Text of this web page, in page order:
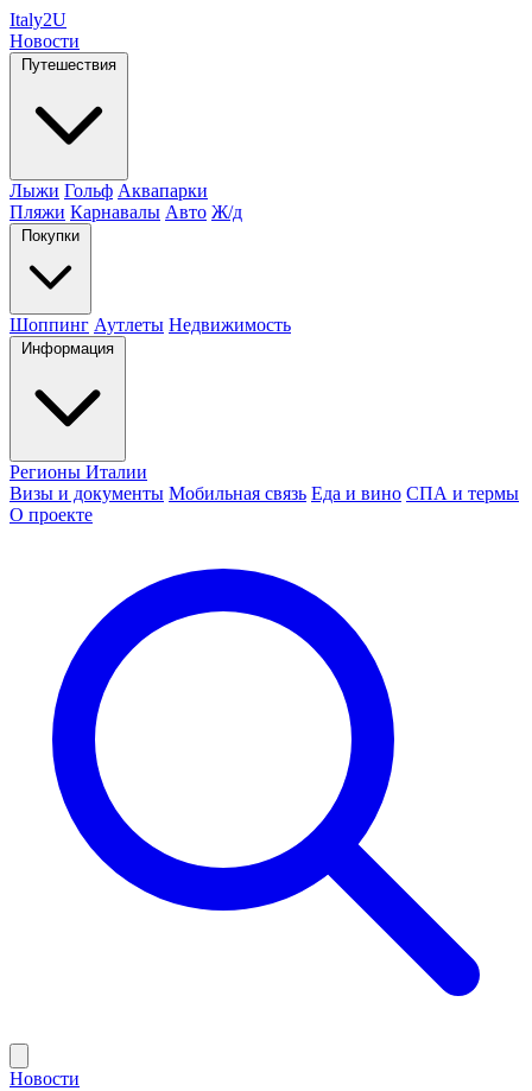
Italy2U
Новости
Путешествия
Лыжи Гольф Аквапарки
Пляжи Карнавалы Авто Ж/д
Покупки
Шоппинг Аутлеты Недвижимость
Информация
Регионы Италии
Визы и документы Мобильная связь Еда и вино СПА и термы
О проекте
Новости